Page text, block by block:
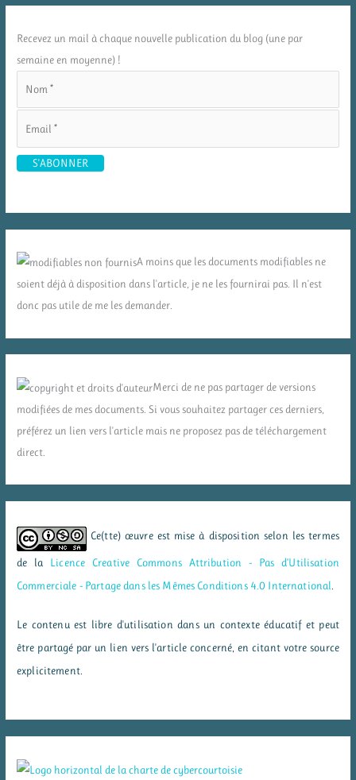
Recevez un mail à chaque nouvelle publication du blog (une par
semaine en moyenne) !
A moins que les documents modifiables ne
soient déjà à disposition dans l'article, je ne les fournirai pas. Il n'est
donc pas utile de me les demander.
Merci de ne pas partager de versions
modifiées de mes documents. Si vous souhaitez partager ces derniers,
préférez un lien vers l'article mais ne proposez pas de téléchargement
direct.
Ce(tte) œuvre est mise à disposition selon les termes
de la Licence Creative Commons Attribution - Pas d’Utilisation
Commerciale - Partage dans les Mêmes Conditions 4.0 International
Le contenu est libre d'utilisation dans un contexte éducatif et peut
être partagé par un lien vers l'article concerné, en citant votre source
explicitement.